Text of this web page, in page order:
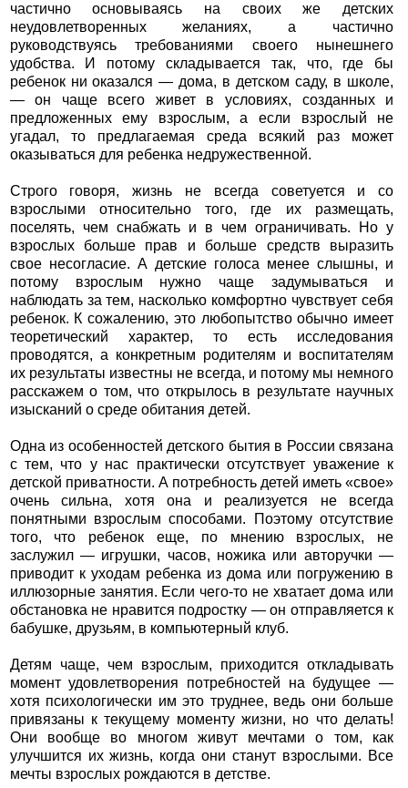
частично основываясь на своих же детских
неудовлетворенных желаниях, а частично
руководствуясь требованиями своего нынешнего
удобства. И потому складывается так, что, где бы
ребенок ни оказался — дома, в детском саду, в школе,
— он чаще всего живет в условиях, созданных и
предложенных ему взрослым, а если взрослый не
угадал, то предлагаемая среда всякий раз может
оказываться для ребенка недружественной.
Строго говоря, жизнь не всегда советуется и со
взрослыми относительно того, где их размещать,
поселять, чем снабжать и в чем ограничивать. Но у
взрослых больше прав и больше средств выразить
свое несогласие. А детские голоса менее слышны, и
потому взрослым нужно чаще задумываться и
наблюдать за тем, насколько комфортно чувствует себя
ребенок. К сожалению, это любопытство обычно имеет
теоретический характер, то есть исследования
проводятся, а конкретным родителям и воспитателям
их результаты известны не всегда, и потому мы немного
расскажем о том, что открылось в результате научных
изысканий о среде обитания детей.
Одна из особенностей детского бытия в России связана
с тем, что у нас практически отсутствует уважение к
детской приватности. А потребность детей иметь «свое»
очень сильна, хотя она и реализуется не всегда
понятными взрослым способами. Поэтому отсутствие
того, что ребенок еще, по мнению взрослых, не
заслужил — игрушки, часов, ножика или авторучки —
приводит к уходам ребенка из дома или погружению в
иллюзорные занятия. Если чего-то не хватает дома или
обстановка не нравится подростку — он отправляется к
бабушке, друзьям, в компьютерный клуб.
Детям чаще, чем взрослым, приходится откладывать
момент удовлетворения потребностей на будущее —
хотя психологически им это труднее, ведь они больше
привязаны к текущему моменту жизни, но что делать!
Они вообще во многом живут мечтами о том, как
улучшится их жизнь, когда они станут взрослыми. Все
мечты взрослых рождаются в детстве.